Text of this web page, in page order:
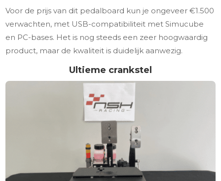
Voor de prijs van dit pedalboard kun je ongeveer €1.500
verwachten, met USB-compatibiliteit met Simucube
en PC-bases. Het is nog steeds een zeer hoogwaardig
product, maar de kwaliteit is duidelijk aanwezig.
Ultieme crankstel